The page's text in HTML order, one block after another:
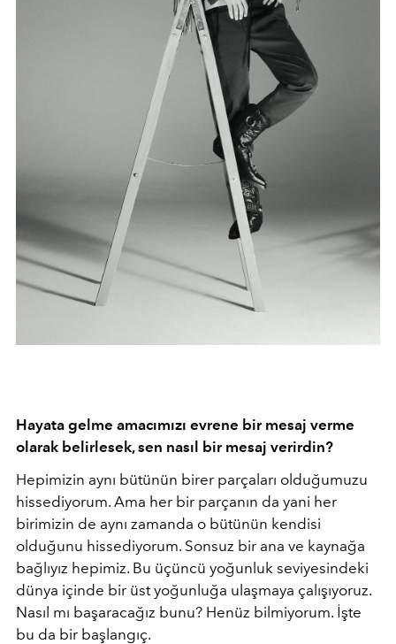
Hayata gelme amacımızı evrene bir mesaj verme
olarak belirlesek, sen nasıl bir mesaj verirdin?
Hepimizin aynı bütünün birer parçaları olduğumuzu
hissediyorum. Ama her bir parçanın da yani her
birimizin de aynı zamanda o bütünün kendisi
olduğunu hissediyorum. Sonsuz bir ana ve kaynağa
bağlıyız hepimiz. Bu üçüncü yoğunluk seviyesindeki
dünya içinde bir üst yoğunluğa ulaşmaya çalışıyoruz.
Nasıl mı başaracağız bunu? Henüz bilmiyorum. İşte
bu da bir başlangıç.